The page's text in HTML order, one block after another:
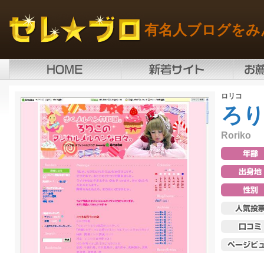
有名人ブログを
ロリコ
ろ
Roriko